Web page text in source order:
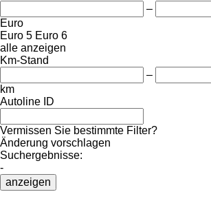
–
Euro
Euro 5 Euro 6
alle anzeigen
Km-Stand
–
km
Autoline ID
Vermissen Sie bestimmte Filter?
Änderung vorschlagen
Suchergebnisse:
-
anzeigen